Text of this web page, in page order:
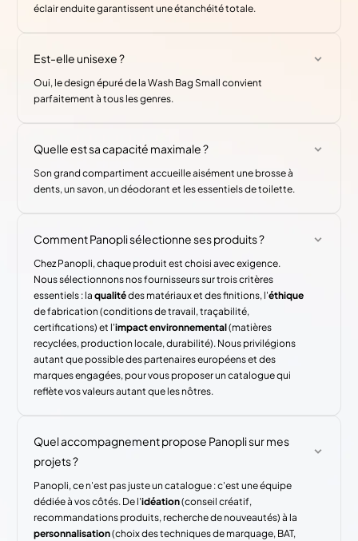
éclair enduite garantissent une étanchéité totale.
Est-elle unisexe ?
Oui, le design épuré de la Wash Bag Small convient
parfaitement à tous les genres.
Quelle est sa capacité maximale ?
Son grand compartiment accueille aisément une brosse à
dents, un savon, un déodorant et les essentiels de toilette.
Comment Panopli sélectionne ses produits ?
Chez Panopli, chaque produit est choisi avec exigence.
Nous sélectionnons nos fournisseurs sur trois critères
essentiels : laqualitédes matériaux et des finitions, l'éthique
de fabrication (conditions de travail, traçabilité,
certifications) et l'impact environnemental(matières
recyclées, production locale, durabilité). Nous privilégions
autant que possible des partenaires européens et des
marques engagées, pour vous proposer un catalogue qui
reflète vos valeurs autant que les nôtres.
Quel accompagnement propose Panopli sur mes
projets ?
Panopli, ce n'est pas juste un catalogue : c'est une équipe
dédiée à vos côtés. De l'idéation(conseil créatif,
recommandations produits, recherche de nouveautés) à la
personnalisation(choix des techniques de marquage, BAT,